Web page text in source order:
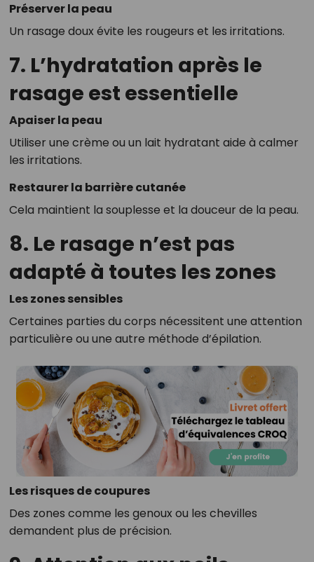
Préserver la peau
Un rasage doux évite les rougeurs et les irritations.
7. L’hydratation après le
rasage est essentielle
Apaiser la peau
Utiliser une crème ou un lait hydratant aide à calmer
les irritations.
Restaurer la barrière cutanée
Cela maintient la souplesse et la douceur de la peau.
8. Le rasage n’est pas
adapté à toutes les zones
Les zones sensibles
Certaines parties du corps nécessitent une attention
particulière ou une autre méthode d’épilation.
Les risques de coupures
Des zones comme les genoux ou les chevilles
demandent plus de précision.